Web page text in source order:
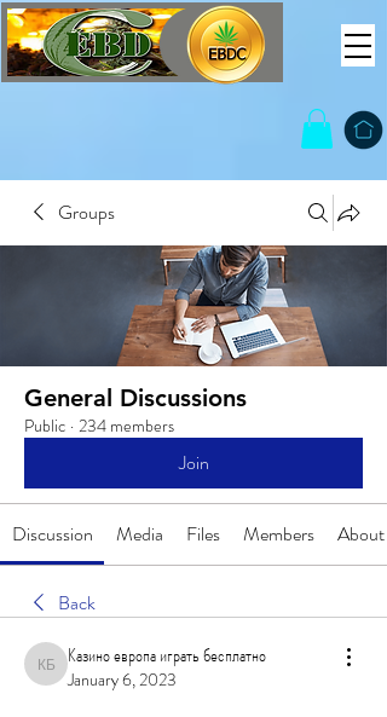
Groups
General Discussions
Public · 234 members
Join
Discussion Media Files Members About
Back
Казино европа играть бесплатно
Казино европа играть бесплатно
January 6, 2023